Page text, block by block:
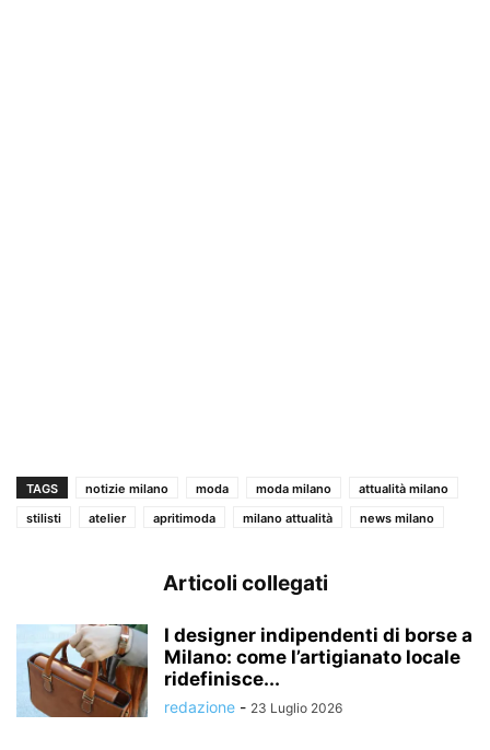
TAGS notizie milano moda moda milano
attualità milano
stilisti
atelier apritimoda milano attualità news milano
Articoli collegati
I designer indipendenti di borse a
Milano: come l’artigianato locale
ridefinisce...
redazione - 23 Luglio 2026